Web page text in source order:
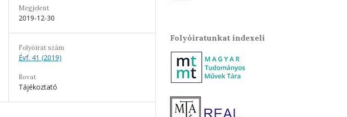
Megjelent
2019-12-30
Folyóirat szám
Évf. 41 (2019)
Rovat
Tájékoztató
Folyóiratunkat indexeli